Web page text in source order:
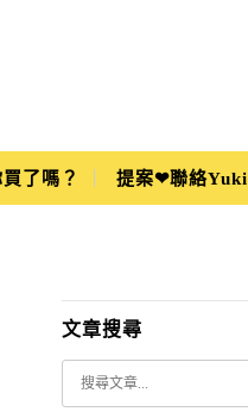
了嗎？ 提案❤聯絡Yuki
文章搜尋